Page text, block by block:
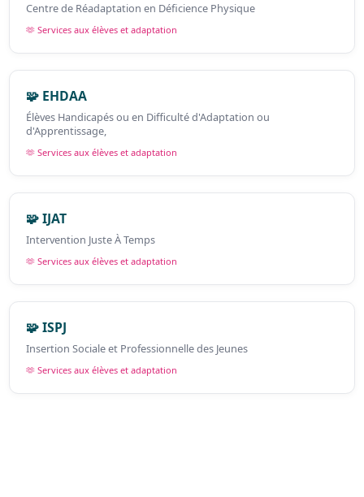
Centre de Réadaptation en Déficience Physique
🫶 Services aux élèves et adaptation
🧩 EHDAA
Élèves Handicapés ou en Difficulté d'Adaptation ou
d'Apprentissage,
🫶 Services aux élèves et adaptation
🧩 IJAT
Intervention Juste À Temps
🫶 Services aux élèves et adaptation
🧩 ISPJ
Insertion Sociale et Professionnelle des Jeunes
🫶 Services aux élèves et adaptation